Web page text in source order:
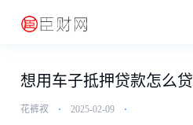
想用车子抵押贷款怎么贷
花裤衩 ⋅ 2025-02-09 ⋅